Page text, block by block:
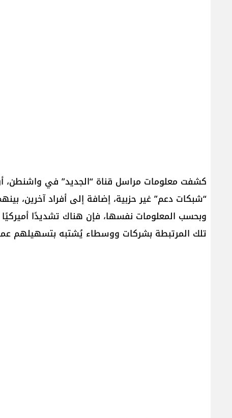
كشفت معلومات مراسل قناة “الجديد” في واشنطن،
“شبكات دعم” غير حزبية، إضافة إلى أفراد آخرين،
وبحسب المعلومات نفسها، فإن هناك تشديدًا
تلك المرتبطة بشركات ووسطاء يُشتبه بتسهيلهم